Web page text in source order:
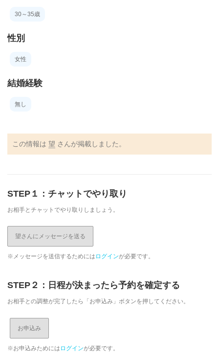
30～35歳
性別
女性
結婚経験
無し
この情報は 望 さんが掲載しました。
STEP１：チャットでやり取り
お相手とチャットでやり取りしましょう。
望さんにメッセージを送る
※メッセージを送信するためには ログインが必要です。
STEP２：日程が決まったら予約を確定する
お相手との調整が完了したら「お申込み」ボタンを押してください。
※お申込みためには ログインが必要です。